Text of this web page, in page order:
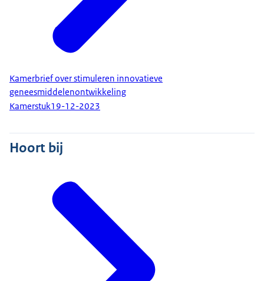
Kamerbrief over stimuleren innovatieve
geneesmiddelenontwikkeling
Kamerstuk19-12-2023
Hoort bij